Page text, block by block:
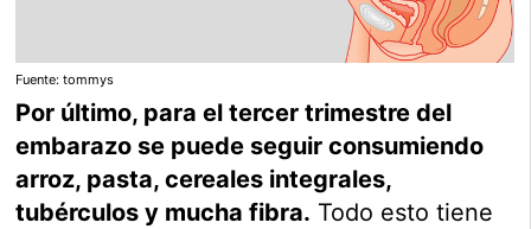
Fuente: tommys
Por último, para el tercer trimestre del
embarazo se puede seguir consumiendo
arroz, pasta, cereales integrales,
tubérculos y mucha fibra. Todo esto tiene